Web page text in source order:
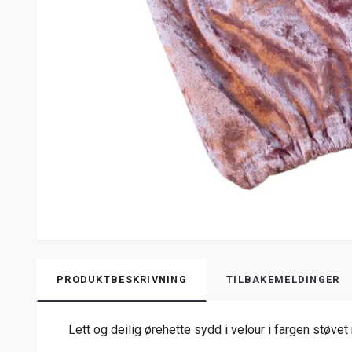
PRODUKTBESKRIVNING TILBAKEMELDINGER
Lett og deilig ørehette sydd i velour i fargen støvet